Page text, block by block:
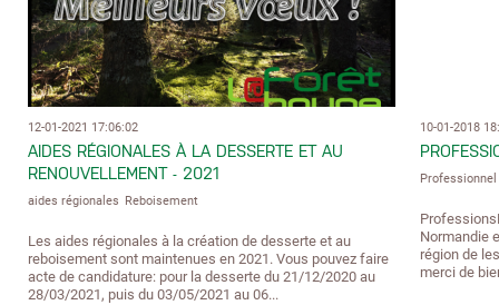
12-01-2021 17:06:02
AIDES RÉGIONALES À LA DESSERTE ET AU
RENOUVELLEMENT - 2021
aides régionales Reboisement
Les aides régionales à la création de desserte et au
reboisement sont maintenues en 2021. Vous pouvez faire
acte de candidature: pour la desserte du 21/12/2020 au
28/03/2021, puis du 03/05/2021 au 06...
10-01-2018
Professionnel
Normandie
région de
merci de